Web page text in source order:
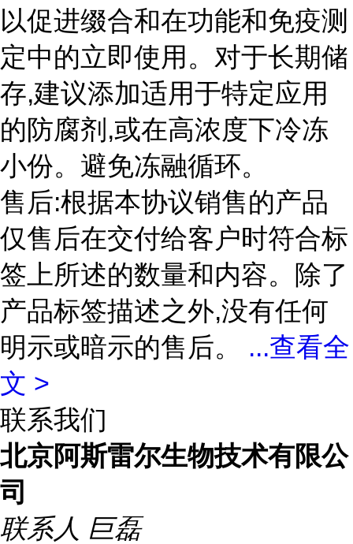
以促进缀合和在功能和免疫测
定中的立即使用。对于长期储
存,建议添加适用于特定应用
的防腐剂,或在高浓度下冷冻
小份。避免冻融循环。
售后:根据本协议销售的产品
仅售后在交付给客户时符合标
签上所述的数量和内容。除了
产品标签描述之外,没有任何
明示或暗示的售后。 ...查看全
文 >
联系我们
北京阿斯雷尔生物技术有限公
司
联系人 巨磊